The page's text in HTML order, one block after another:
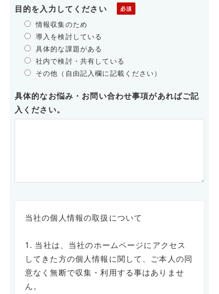
目的を入力してください
情報収集のため
導入を検討している
具体的な課題がある
社内で検討・共有している
その他（自由記入欄に記載ください）
具体的なお悩み・お問い合わせ事項があればご記
入ください。
当社の個人情報の取扱について
1. 当社は、当社のホームページにアクセス
してきた方の個人情報に関して、ご本人の同
意なく無断で収集・利用する事はありませ
ん。